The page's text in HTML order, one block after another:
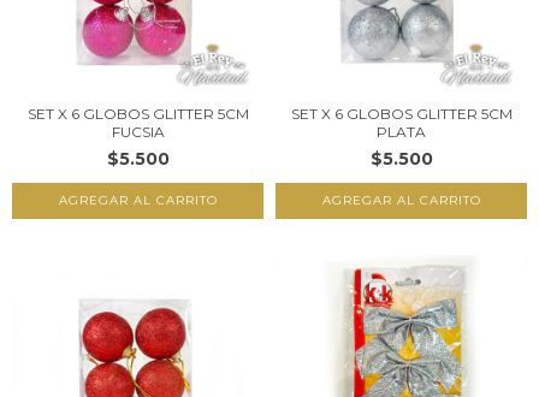
SET X 6 GLOBOS GLITTER 5CM
FUCSIA
$5.500
SET X 6 GLOBOS GLITTER 5CM
PLATA
$5.500